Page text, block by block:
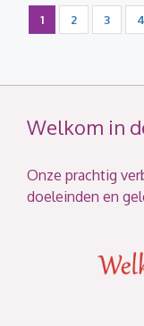
1 2 3 4
Welkom in
Onze prachtig
doeleinden en